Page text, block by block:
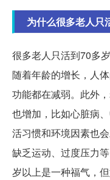
为什么很多老人只
很多老人只活到70多
随着年龄的增长，人
功能都在减弱。此外
也增加，比如心脏病
活习惯和环境因素也
缺乏运动、过度压力
岁以上是一种福气，